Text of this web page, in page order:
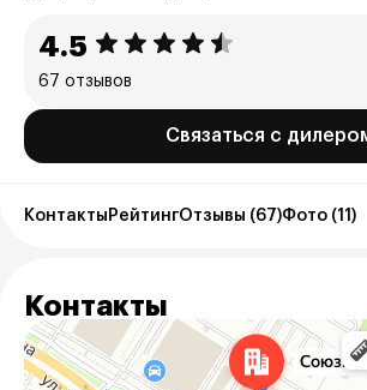
4.5
67 отзывов
Связаться с
Контакты РейтингОтзывы (67)Фото (11)
Контакты